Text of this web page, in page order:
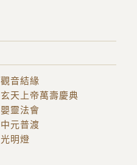
觀音結緣
玄天上帝萬壽慶典
嬰靈法會
中元普渡
光明燈